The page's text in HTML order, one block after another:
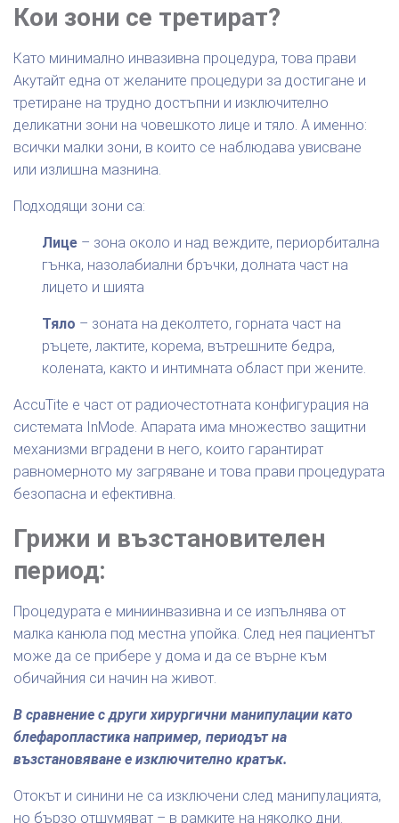
Кои зони се третират?
Като минимално инвазивна процедура, това прави
Акутайт една от желаните процедури за достигане и
третиране на трудно достъпни и изключително
деликатни зони на човешкото лице и тяло. А именно:
всички малки зони, в които се наблюдава увисване
или излишна мазнина.
Подходящи зони са:
Лице – зона около и над веждите, периорбитална
гънка, назолабиални бръчки, долната част на
лицето и шията
Тяло – зоната на деколтето, горната част на
ръцете, лактите, корема, вътрешните бедра,
колената, както и интимната област при жените.
AccuTite е част от радиочестотната конфигурация на
системата InMode. Апарата има множество защитни
механизми вградени в него, които гарантират
равномерното му загряване и това прави процедурата
безопасна и ефективна.
Грижи и възстановителен
период:
Процедурата е миниинвазивна и се изпълнява от
малка канюла под местна упойка. След нея пациентът
може да се прибере у дома и да се върне към
обичайния си начин на живот.
В сравнение с други хирургични манипулации като
блефаропластика например, периодът на
възстановяване е изключително кратък.
Отокът и синини не са изключени след манипулацията,
но бързо отшумяват – в рамките на няколко дни.